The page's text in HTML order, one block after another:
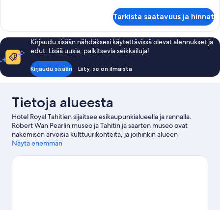
Tarkista saatavuus ja hinnat
Kirjaudu sisään nähdäksesi käytettävissä olevat alennukset ja
edut. Lisää uusia, palkitsevia seikkailuja!
Kirjaudu sisään Liity, se on ilmaista
Tietoja alueesta
Hotel Royal Tahitien sijaitsee esikaupunkialueella ja rannalla.
Robert Wan Pearlin museo ja Tahitin ja saarten museo ovat
näkemisen arvoisia kulttuurikohteita, ja joihinkin alueen
aktiviteetteihin kuuluu Papeeten satama ja Marina Taina.
muuta paikkaa, joissa kannattaa vierailla. Kannattaa myös varata
Näytä enemmän